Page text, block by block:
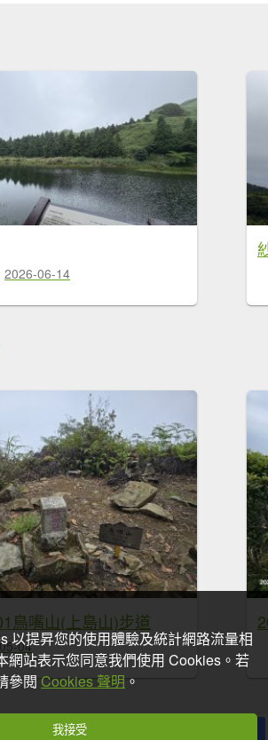
2026-06-14
鳥嘴山(上島山)步道
04
收藏
以提昇您的使用體驗及統計網路流量相
網站表示您同意我們使用 Cookies。若
參閱 Cookies 聲明 。
我接受